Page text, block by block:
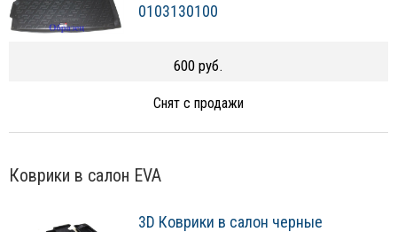
0103130100
600 руб.
Снят с продажи
Коврики в салон EVA
3D Коврики в салон черные